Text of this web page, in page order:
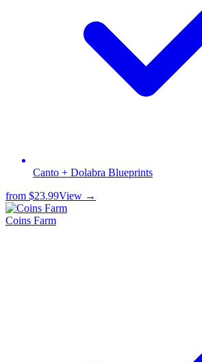
Canto + Dolabra Blueprints
from $23.99View →
Coins Farm